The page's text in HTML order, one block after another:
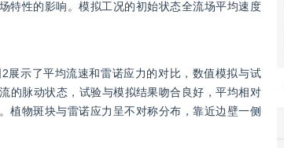
特性的影响。模拟工况的初始状态全流场平均速度
展示了平均流速和雷诺应力的对比，数值模拟与试
的脉动状态，试验与模拟结果吻合良好，平均相对
物斑块与雷诺应力呈不对称分布，靠近边壁一侧